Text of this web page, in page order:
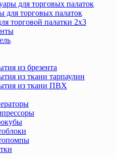
для торговых палаток
для торговых палаток
торговой палатки 2х3
из брезента
из ткани тарпаулин
из ткани ПВХ